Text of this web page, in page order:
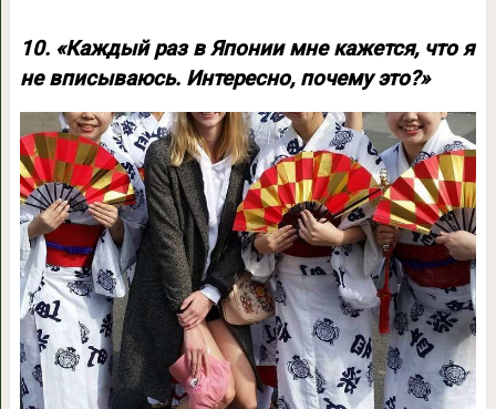
10. «Каждый раз в Японии мне кажется, что я
не вписываюсь. Интересно, почему это?»